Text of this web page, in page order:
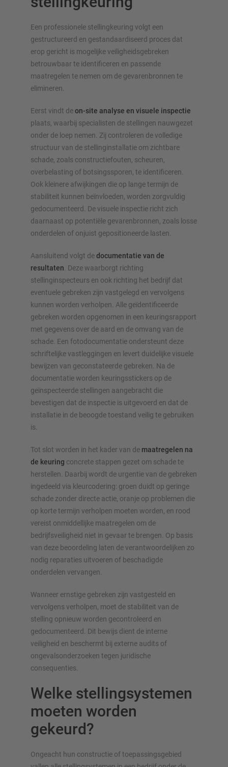
Een professionele stellingkeuring volgt een
gestructureerd en gestandaardiseerd proces dat
erop gericht is mogelijke veiligheidsgebreken
betrouwbaar te identificeren en passende
maatregelen te nemen om de gevarenbronnen te
elimineren.
Eerst vindt deon-site analyse en visuele inspectie
plaats, waarbij specialisten de stellingen nauwgezet
onder de loep nemen. Zij controleren de volledige
structuur van de stellinginstallatie om zichtbare
schade, zoals constructiefouten, scheuren,
overbelasting of botsingssporen, te identificeren.
Ook kleinere afwijkingen die op lange termijn de
stabiliteit kunnen beïnvloeden, worden zorgvuldig
gedocumenteerd. De visuele inspectie richt zich
daarnaast op potentiële gevarenbronnen, zoals losse
onderdelen of onjuist gepositioneerde lasten.
Aansluitend volgt dedocumentatie van de
resultaten. Deze waarborgt richting
stellinginspecteurs en ook richting het bedrijf dat
eventuele gebreken zijn vastgelegd en vervolgens
kunnen worden verholpen. Alle geïdentificeerde
gebreken worden opgenomen in een keuringsrapport
met gegevens over de aard en de omvang van de
schade. Een fotodocumentatie ondersteunt deze
schriftelijke vastleggingen en levert duidelijke visuele
bewijzen van geconstateerde gebreken. Na de
documentatie worden keuringsstickers op de
geïnspecteerde stellingen aangebracht die
bevestigen dat de inspectie is uitgevoerd en dat de
installatie in de beoogde toestand veilig te gebruiken
is.
Tot slot worden in het kader van de maatregelen na
de keuring concrete stappen gezet om schade te
herstellen. Daarbij wordt de urgentie van de gebreken
ingedeeld via kleurcodering: groen duidt op geringe
schade zonder directe actie, oranje op problemen die
op korte termijn verholpen moeten worden, en rood
vereist onmiddellijke maatregelen om de
bedrijfsveiligheid niet in gevaar te brengen. Op basis
van deze beoordeling laten de verantwoordelijken zo
nodig reparaties uitvoeren of beschadigde
onderdelen vervangen.
Wanneer ernstige gebreken zijn vastgesteld en
vervolgens verholpen, moet de stabiliteit van de
stelling opnieuw worden gecontroleerd en
gedocumenteerd. Dit bewijs dient de interne
veiligheid en beschermt bij externe audits of
ongevalsonderzoeken tegen juridische
consequenties.
Welke stelling­systemen
moeten worden
gekeurd?
Ongeacht hun constructie of toepassingsgebied